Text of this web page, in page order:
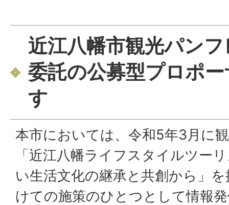
近江八幡市観光パン
委託の公募型プロポ
す
本市においては、令和5年3月に
「近江八幡ライフスタイルツー
い生活文化の継承と共創から」
けての施策のひとつとして情報